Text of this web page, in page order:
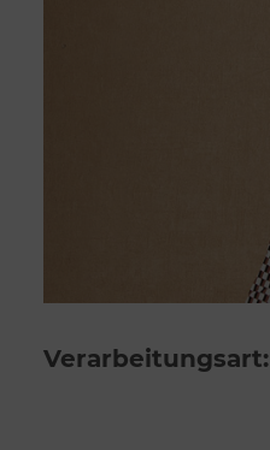
Verarbeitungsart: